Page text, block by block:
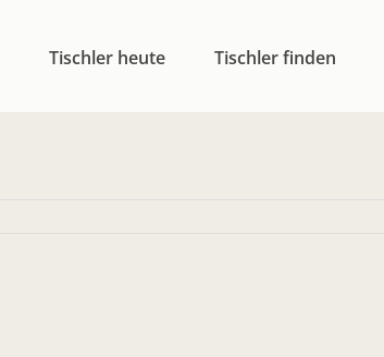
Tischler heute Tischler finden